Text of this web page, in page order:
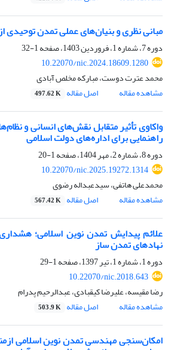
مبانی نظری و بنیان‌های عملی تمدن توحیدی
دوره 7، شماره 1، فروردین 1403، صفحه
1-32
10.22070/nic.2024.18609.1280
محمد عترت دوست، مبارکه مخلص آبادی
مشاهده مقاله
اصل مقاله 497.62 K
واکاوی تأثیر متقابل نقش‌های انسانی و
راهنمایی برای اداره‌های دولت اسلامی
دوره 8، شماره 2، مهر 1404، صفحه
1-20
10.22070/nic.2025.19272.1314
محمدعلی هاتفی، سیدعبداله رضوی
مشاهده مقاله
اصل مقاله 567.42 K
علائم پیدایش تمدن نوین اسلامی؛
نهادهای تمدن ساز
دوره 1، شماره 1، تیر 1397، صفحه
1-29
10.22070/nic.2018.643
رضا مقیسه، علیرضا کیقبادی، عبدالرحیم پدرام
مشاهده مقاله
اصل مقاله 503.9 K
امکان‌سنجی مهندسی تمدن نوین اسلامی